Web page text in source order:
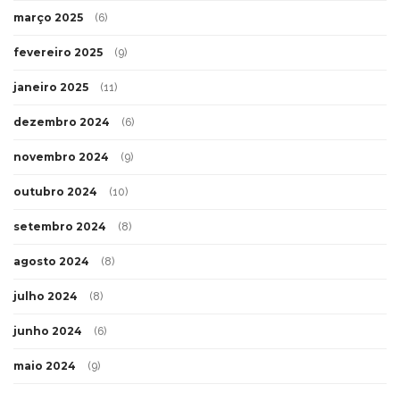
março 2025 (6)
fevereiro 2025 (9)
janeiro 2025 (11)
dezembro 2024 (6)
novembro 2024 (9)
outubro 2024 (10)
setembro 2024 (8)
agosto 2024 (8)
julho 2024 (8)
junho 2024 (6)
maio 2024 (9)